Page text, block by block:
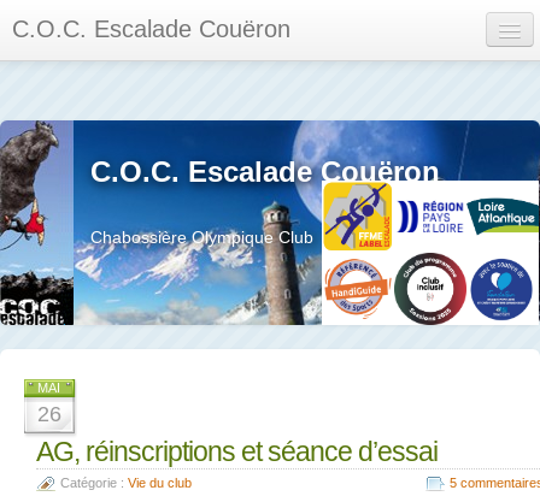
C.O.C. Escalade Couëron
Calendrier des événements et des compétitions
Les membres
Les séances
Privée
La salle et le mur
C.O.C. Escalade Couëron
Chabossière Olympique Club
MAI
26
AG, réinscriptions et séance d’essai
Catégorie : Vie du club 5